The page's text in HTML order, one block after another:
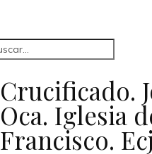
Crucificado.
Oca. Iglesia
Francisco.